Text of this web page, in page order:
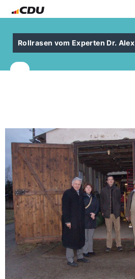
Rollrasen vom Experten Dr. Alex